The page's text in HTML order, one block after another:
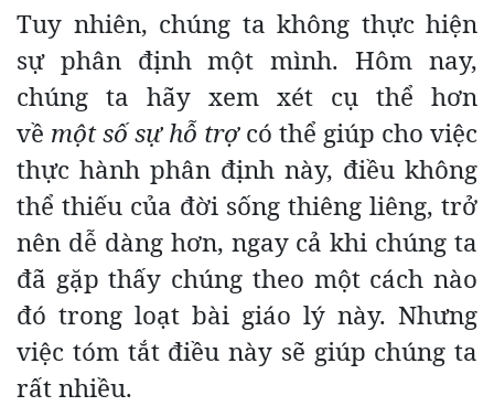
Tuy nhiên, chúng ta không thực hiện
sự phân định một mình. Hôm nay,
chúng ta hãy xem xét cụ thể hơn
về một số sự hỗ trợcó thể giúp cho việc
thực hành phân định này, điều không
thể thiếu của đời sống thiêng liêng, trở
nên dễ dàng hơn, ngay cả khi chúng ta
đã gặp thấy chúng theo một cách nào
đó trong loạt bài giáo lý này. Nhưng
việc tóm tắt điều này sẽ giúp chúng ta
rất nhiều.